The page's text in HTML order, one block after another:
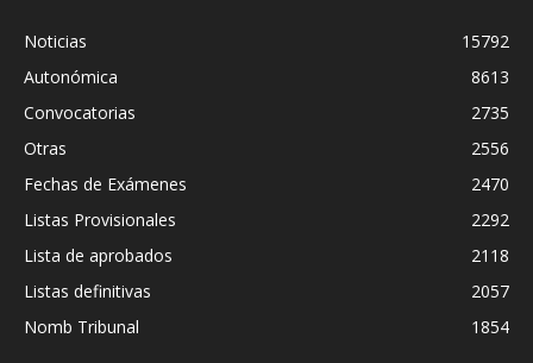
Noticias
15792
Autonómica
8613
Convocatorias
2735
Otras
2556
Fechas de Exámenes
2470
Listas Provisionales
2292
Lista de aprobados
2118
Listas definitivas
2057
Nomb Tribunal
1854